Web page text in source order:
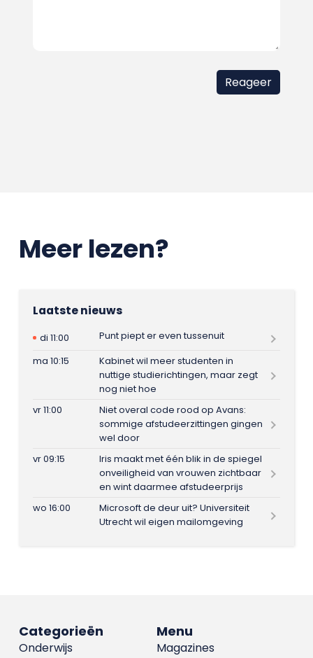
Meer lezen?
Laatste nieuws
di 11:00
Punt piept er even tussenuit
ma 10:15
Kabinet wil meer studenten in
nuttige studierichtingen, maar zegt
nog niet hoe
vr 11:00
Niet overal code rood op Avans:
sommige afstudeerzittingen gingen
wel door
vr 09:15
Iris maakt met één blik in de spiegel
onveiligheid van vrouwen zichtbaar
en wint daarmee afstudeerprijs
wo 16:00
Microsoft de deur uit? Universiteit
Utrecht wil eigen mailomgeving
Menu
Magazines
Categorieën
Onderwijs